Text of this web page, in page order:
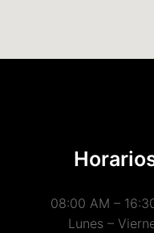
08:00 AM –
Lunes –